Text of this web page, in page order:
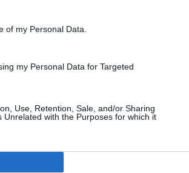
of my Personal Data.
my Personal Data for Targeted
Use, Retention, Sale, and/or Sharing
Unrelated with the Purposes for which it